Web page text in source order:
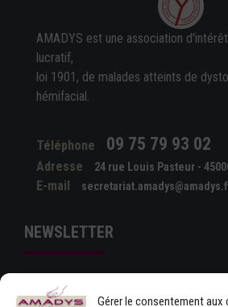
Gérer le consentement aux
AMADYS est une association
lucratif,
loi 1901, de malades atteints de
hémifacial.
Téléphone 09 75 79 93 02
Adresse 24 rue Louis Pasteur -
E-mail
NEWSLETTER